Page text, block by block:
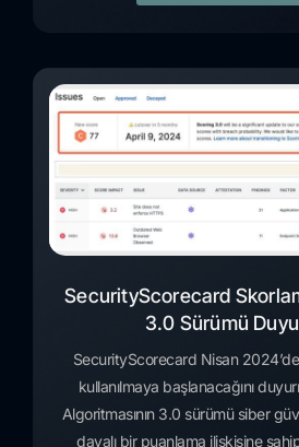
SecurityScorecard
3.0 Sürümü
SecurityScorecard Nisan
kullanılmaya başlanacağını
Algoritmasının 3.0 sürümü siber
dayalı bir puanlama ilişkisine